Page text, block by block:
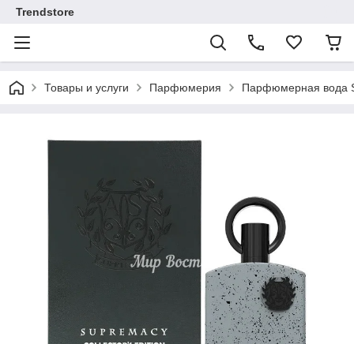
Trendstore
Товары и услуги Парфюмерия Парфюмерная вода